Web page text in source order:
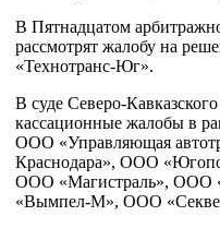
В Пятнадцатом
рассмотрят жалобу на
«Технотранс-Юг».
В суде Северо-
кассационные жалобы в
ООО «Управляющая
Краснодара», ООО
ООО «Магистраль», ООО
«Вымпел-М», ООО